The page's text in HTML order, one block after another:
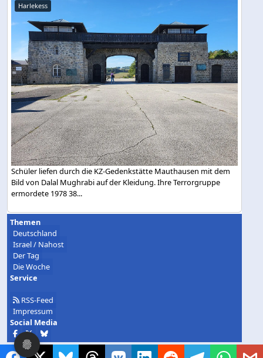
Harlekess
Schüler liefen durch die KZ-Gedenkstätte Mauthausen mit dem
Bild von Dalal Mughrabi auf der Kleidung. Ihre Terrorgruppe
ermordete 1978 38...
Themen
Deutschland
Israel / Nahost
Der Tag
Die Woche
Service
RSS-Feed
Impressum
Social Media